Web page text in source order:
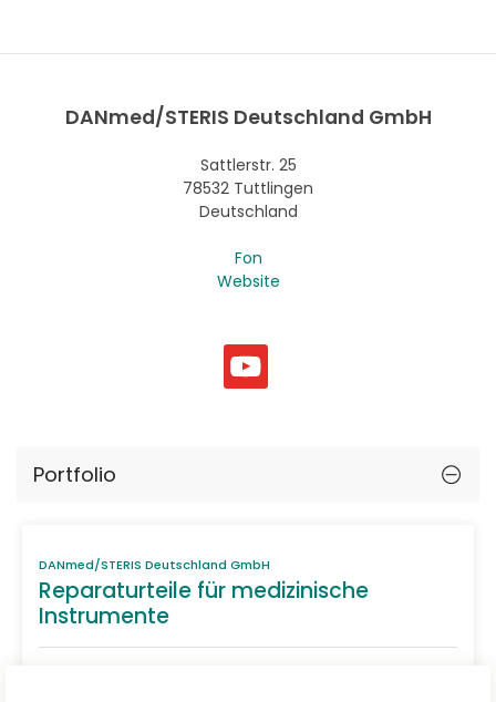
DANmed/STERIS Deutschland GmbH
Sattlerstr. 25
78532 Tuttlingen
Deutschland
Fon
Website
Portfolio
DANmed/STERIS Deutschland GmbH
Reparaturteile für medizinische
Instrumente